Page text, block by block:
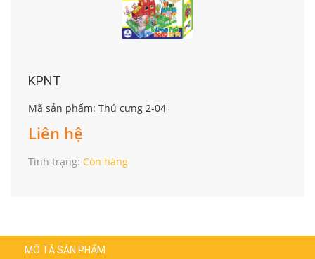
KPNT
Mã sản phẩm: Thú cưng 2-04
Liên hệ
Tình trạng: Còn hàng
MÔ TẢ SẢN PHẨM